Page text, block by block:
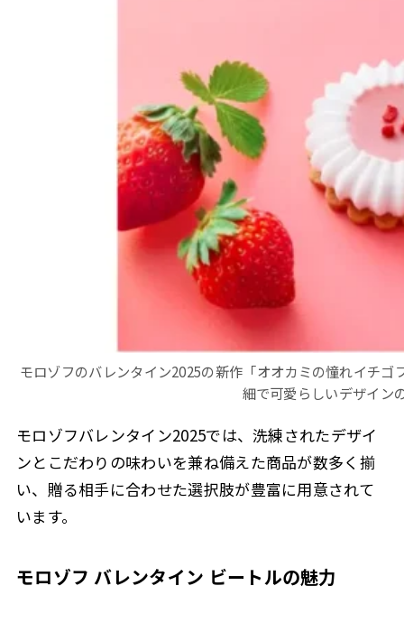
モロゾフのバレンタイン2025の新作「オオカミの憧れイチ
細で可愛らしいデザイン
モロゾフバレンタイン2025では、洗練されたデザイ
ンとこだわりの味わいを兼ね備えた商品が数多く揃
い、贈る相手に合わせた選択肢が豊富に用意されて
います。
モロゾフ バレンタイン ビートルの魅力